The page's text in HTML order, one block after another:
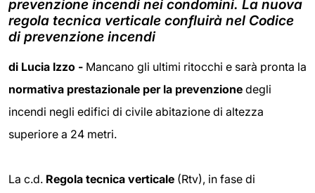
prevenzione incendi nei condomini. La nuova
regola tecnica verticale confluirà nel Codice
di prevenzione incendi
di Lucia Izzo - Mancano gli ultimi ritocchi e sarà pronta la
normativa prestazionale per la prevenzione degli
incendi negli edifici di civile abitazione di altezza
superiore a 24 metri.
La c.d. Regola tecnica verticale (Rtv), in fase di